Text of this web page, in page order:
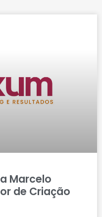
Marcelo
de Criação